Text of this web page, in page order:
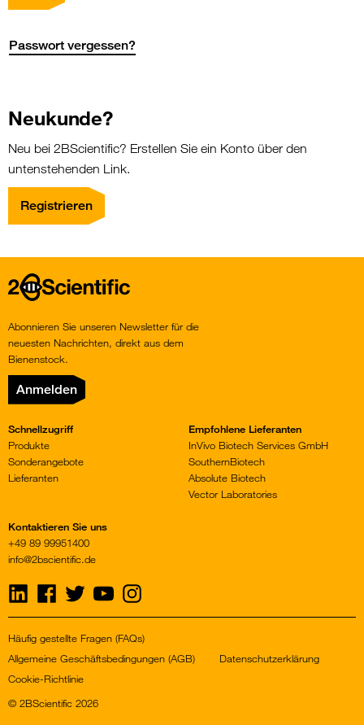
Passwort vergessen?
Neukunde?
Neu bei 2BScientific? Erstellen Sie ein Konto über den
untenstehenden Link.
Registrieren
Home
Abonnieren Sie unseren Newsletter für die
neuesten Nachrichten, direkt aus dem
Bienenstock.
Anmelden
Schnellzugriff
Produkte
Sonderangebote
Lieferanten
Empfohlene Lieferanten
InVivo Biotech Services GmbH
SouthernBiotech
Absolute Biotech
Vector Laboratories
Kontaktieren Sie uns
+49 89 99951400
info@2bscientific.de
Visit
us
on
Visit
on
Visit
us
on
Visit
us
on
Visit
us
on
© 2BScientific 2026
Häufig gestellte Fragen (FAQs)
Allgemeine Geschäftsbedingungen (AGB)
Datenschutzerklärung
Cookie-Richtlinie